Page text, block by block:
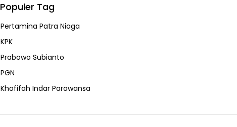
Populer Tag
Pertamina Patra Niaga
KPK
Prabowo Subianto
PGN
Khofifah Indar Parawansa